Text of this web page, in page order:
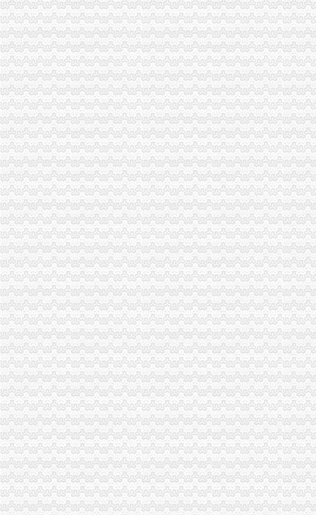
大坪会计培训班_厚学网_新浪博客
【大坪会计实操学习随到随学公司真账实操培训】-渝中大坪易登网
公司注册、股权变更、一般纳税人-重庆渝中大坪会计/审计-分类168信
【重庆大坪会计培训机构哪家专业】-渝中大坪易登网
【58同城】重庆渝中大坪工商注册_公司注册代理_代办注册公司价格
重庆大坪院财务/会计助理工资待遇（共1人分享）-职业圈
重庆大坪哪个会计培训班好-报名在线
大坪镇做好村级财务审计服务换届选举工作
大坪诚聘会计出纳_重庆冠盛通信连锁招聘信息-重庆58同城
2014年秋大坪中学财务移交清单doc下载_爱问共享资料
重庆税务咨询：大坪工商办理代理记账税务咨询-重庆爱问分类
上海大坪会计培训学校_厚学网_新浪博客
梅县大坪财政管理所
渝中区财务会计招聘_世纪佳缘重庆大坪VIP服务中心招聘信息_联英人